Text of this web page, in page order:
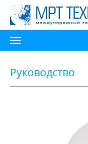
Toggle
navigation
Руководство